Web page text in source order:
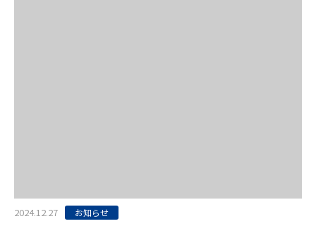
2024.12.27 お知らせ